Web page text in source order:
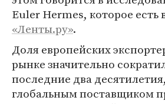
Euler Hermes, которое
«Ленты.ру».
Доля европейских
рынке значительно
последние два
глобальным поставщиком